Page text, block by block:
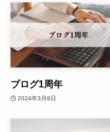
ブログ1周年
2024年3月9日